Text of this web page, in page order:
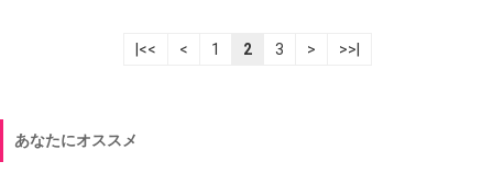
|<< < 1 2 3 > >>|
あなたにオススメ